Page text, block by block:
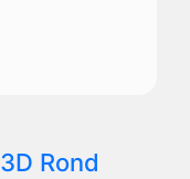
3D Rond